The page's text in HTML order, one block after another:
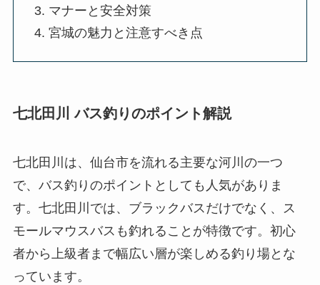
マナーと安全対策
宮城の魅力と注意すべき点
七北田川 バス釣りのポイント解説
七北田川は、仙台市を流れる主要な河川の一つ
で、バス釣りのポイントとしても人気がありま
す。七北田川では、ブラックバスだけでなく、ス
モールマウスバスも釣れることが特徴です。初心
者から上級者まで幅広い層が楽しめる釣り場とな
っています。